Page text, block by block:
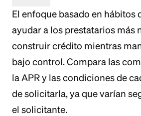
El enfoque basado en hábitos
ayudar a los prestatarios más
construir crédito mientras
bajo control. Compara las
la APR y las condiciones de
de solicitarla, ya que varían
el solicitante.